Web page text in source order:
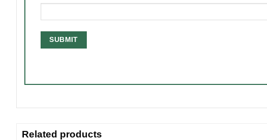
Related products